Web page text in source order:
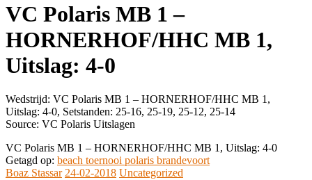
VC Polaris MB 1 –
HORNERHOF/HHC MB 1,
Uitslag: 4-0
Wedstrijd: VC Polaris MB 1 – HORNERHOF/HHC MB 1,
Uitslag: 4-0, Setstanden: 25-16, 25-19, 25-12, 25-14
Source: VC Polaris Uitslagen
VC Polaris MB 1 – HORNERHOF/HHC MB 1, Uitslag: 4-0
Getagd op: beach toernooi polaris brandevoort
Boaz Stassar 24-02-2018 Uncategorized